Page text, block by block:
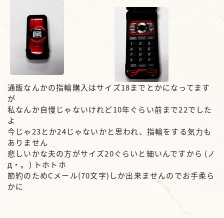
通販なんかの指輪購入はサイズ18までとかになってます
が
私なんか自慢じゃないけれど10年ぐらい前まで22でした
よ
今じゃ23とか24じゃないかと思われ、指輪をする気力も
ありません
悲しいかな夫の方がサイズ20ぐらいと細いんですから (ノ
д・。) トホトホ
節約のためCメール(70文字)しか出来ませんのでお手柔ら
かに